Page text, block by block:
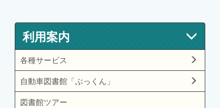
利用案内
各種サービス
自動車図書館「ぶっくん」
図書館ツアー